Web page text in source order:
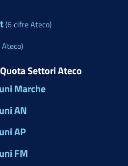
(6 cifre Ateco)
Settori Ateco
Marche
AN
AP
FM